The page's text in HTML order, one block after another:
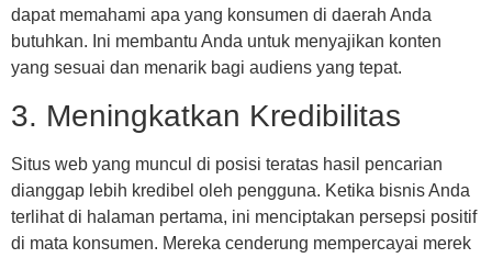
dapat memahami apa yang konsumen di daerah Anda
butuhkan. Ini membantu Anda untuk menyajikan konten
yang sesuai dan menarik bagi audiens yang tepat.
3. Meningkatkan Kredibilitas
Situs web yang muncul di posisi teratas hasil pencarian
dianggap lebih kredibel oleh pengguna. Ketika bisnis Anda
terlihat di halaman pertama, ini menciptakan persepsi positif
di mata konsumen. Mereka cenderung mempercayai merek